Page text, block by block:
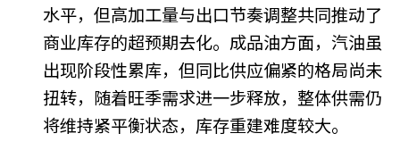
水平，但高加工量与出口节奏调整共同推动了
商业库存的超预期去化。成品油方面，汽油虽
出现阶段性累库，但同比供应偏紧的格局尚未
扭转，随着旺季需求进一步释放，整体供需仍
将维持紧平衡状态，库存重建难度较大。